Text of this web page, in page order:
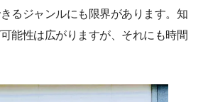
るジャンルにも限界があります。知
能性は広がりますが、それにも時間